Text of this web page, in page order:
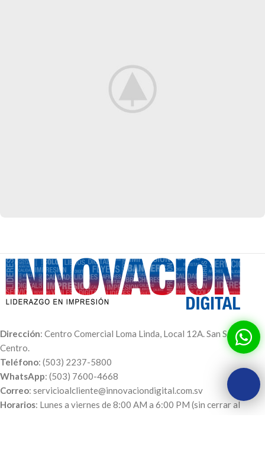
Dirección: Centro Comercial Loma Linda, Local 12A. San Salvador
Centro.
Teléfono: (503) 2237-5800
WhatsApp: (503) 7600-4668
Correo: servicioalcliente@innovaciondigital.com.sv
Horarios: Lunes a viernes de 8:00 AM a 6:00 PM (sin cerrar al